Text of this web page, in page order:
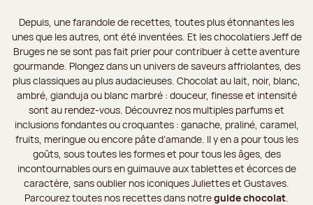
Depuis, une farandole de recettes, toutes plus étonnantes les
unes que les autres, ont été inventées. Et les chocolatiers Jeff de
Bruges ne se sont pas fait prier pour contribuer à cette aventure
gourmande. Plongez dans un univers de saveurs affriolantes, des
plus classiques au plus audacieuses. Chocolat au lait, noir, blanc,
ambré, gianduja ou blanc marbré : douceur, finesse et intensité
sont au rendez-vous. Découvrez nos multiples parfums et
inclusions fondantes ou croquantes : ganache, praliné, caramel,
fruits, meringue ou encore pâte d’amande. Il y en a pour tous les
goûts, sous toutes les formes et pour tous les âges, des
incontournables ours en guimauve aux tablettes et écorces de
caractère, sans oublier nos iconiques Juliettes et Gustaves.
Parcourez toutes nos recettes dans notreguide chocolat.